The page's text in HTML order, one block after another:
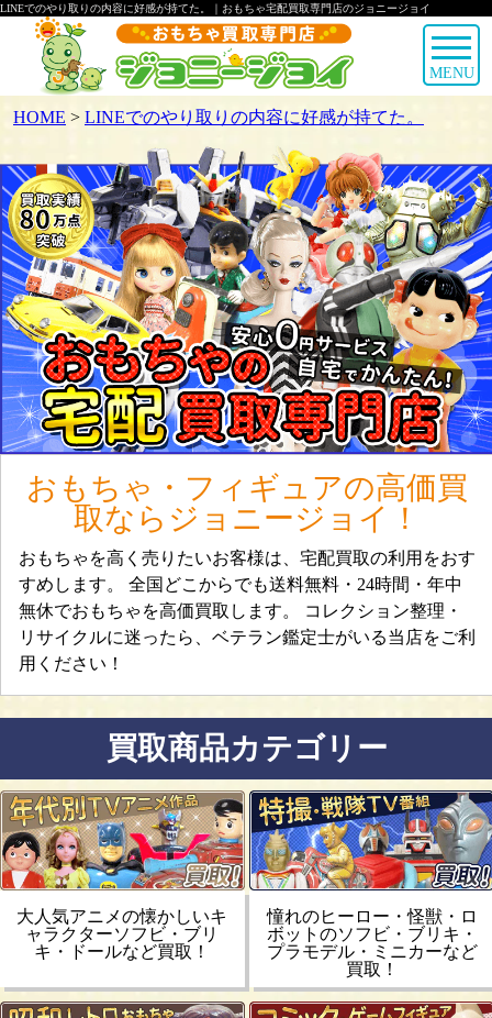
LINEでのやり取りの内容に好感が持てた。｜おもちゃ宅配買取専門店のジョニージョイ
MENU
HOME > LINEでのやり取りの内容に好感が持てた。
おもちゃ・フィギュアの高価買
取ならジョニージョイ！
おもちゃを高く売りたいお客様は、宅配買取の利用をおす
すめします。 全国どこからでも送料無料・24時間・年中
無休でおもちゃを高価買取します。 コレクション整理・
リサイクルに迷ったら、ベテラン鑑定士がいる当店をご利
用ください！
買取商品カテゴリー
大人気アニメの懐かしいキ
ャラクターソフビ・ブリ
キ・ドールなど買取！
憧れのヒーロー・怪獣・ロ
ボットのソフビ・ブリキ・
プラモデル・ミニカーなど
買取！